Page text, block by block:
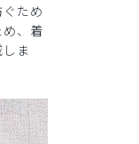
ため
、着
ま